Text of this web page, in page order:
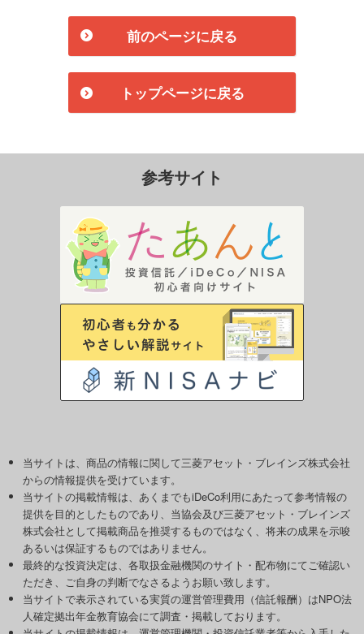
前のページに戻る
トップページに戻る
参考サイト
当サイトは、商品の情報に関して三菱アセット・ブレインズ株式会社
からの情報提供を受けています。
当サイトの掲載情報は、あくまでもiDeCo利用にあたって参考情報の
提供を目的としたものであり、当協会及び三菱アセット・ブレインズ
株式会社として掲載商品を推奨するものではなく、将来の成果を示唆
あるいは保証するものではありません。
最終的な投資決定は、各取扱金融機関のサイト・配布物にてご確認い
ただき、ご自身の判断でなさるようお願い致します。
当サイトで表示されている実質の運営管理費用（信託報酬）はNPO法
人確定拠出年金教育協会にて調査・掲載しております。